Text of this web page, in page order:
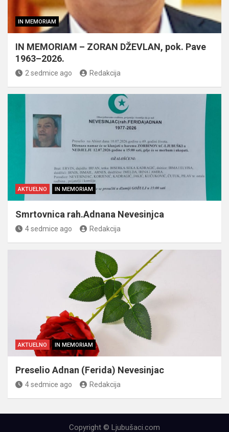
IN MEMORIAM
IN MEMORIAM – ZORAN DŽEVLAN, pok. Pave
1963–2026.
2 sedmice ago Redakcija
AKTUELNO IN MEMORIAM
Smrtovnica rah.Adnana Nevesinjca
4 sedmice ago Redakcija
AKTUELNO IN MEMORIAM
Preselio Adnan (Ferida) Nevesinjac
4 sedmice ago Redakcija
Copyright © Ljubušaci.com